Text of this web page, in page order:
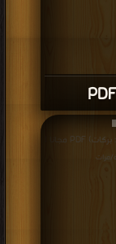
قراءة و تحميل كتاب كتاب تسهيل الفوائد وتكميل المقاصد (ت: بركات) PDF مجانا |
مرات